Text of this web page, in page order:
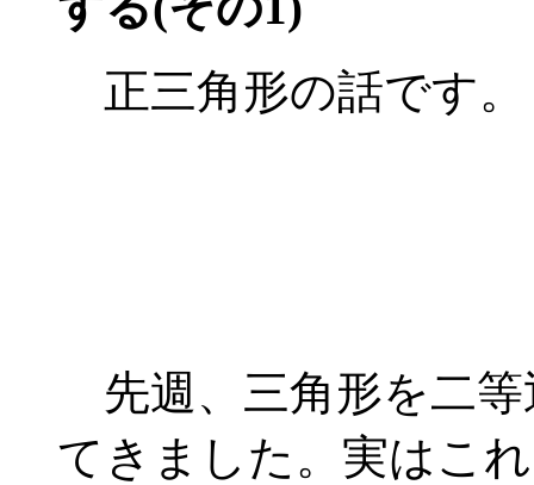
正三角形の話です。
先週、三角形を二等
てきました。実はこ